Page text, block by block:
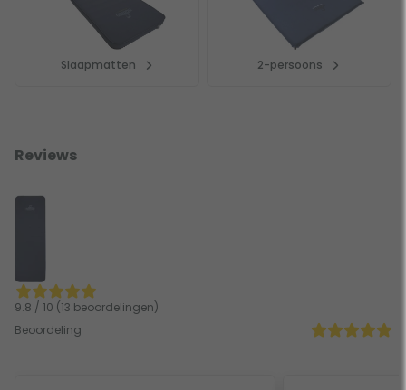
Slaapmatten 2-persoons
Reviews
9.8 / 10 (13 beoordelingen)
Beoordeling